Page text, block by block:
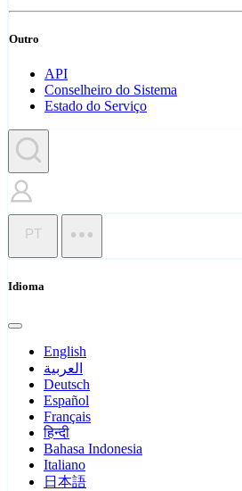
Outro
API
Conselheiro do Sistema
Estado do Serviço
PT
Idioma
English
العربية
Deutsch
Español
Français
हिन्दी
Bahasa Indonesia
Italiano
日本語